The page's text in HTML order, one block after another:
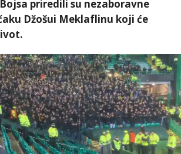
priredili su nezaboravne
Džošui Meklaflinu koji će